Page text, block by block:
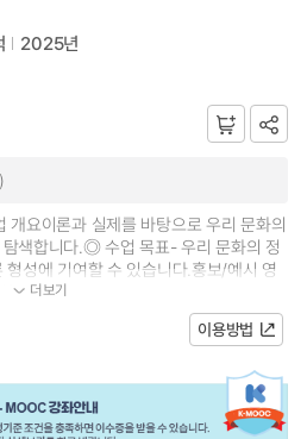
2025년
요이론과 실제를 바탕으로 우리 문화의
색합니다.◎ 수업 목표- 우리 문화의 정
성에 기여할 수 있습니다.홍보/예시 영
... 더보기
이용방법